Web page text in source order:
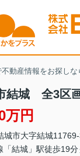
動産情報をお探し
結城 全3区
万円
城市大字結城
「結城」駅徒歩19分